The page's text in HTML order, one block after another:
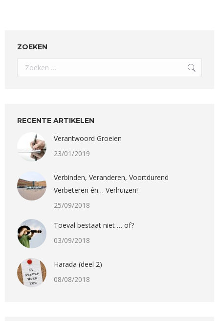
ZOEKEN
Search:
RECENTE ARTIKELEN
Verantwoord Groeien
23/01/2019
Verbinden, Veranderen, Voortdurend
Verbeteren én… Verhuizen!
25/09/2018
Toeval bestaat niet … of?
03/09/2018
Harada (deel 2)
08/08/2018